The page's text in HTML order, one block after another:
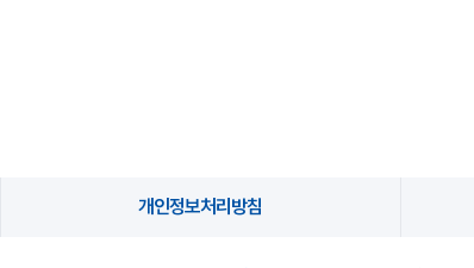
개인정보처리방침